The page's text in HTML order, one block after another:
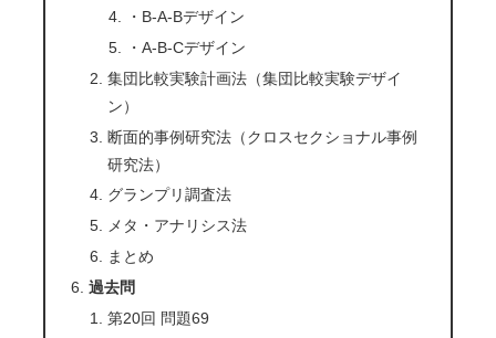
・B-A-Bデザイン
・A-B-Cデザイン
集団比較実験計画法（集団比較実験デザイ
ン）
断面的事例研究法（クロスセクショナル事例
研究法）
グランプリ調査法
メタ・アナリシス法
まとめ
過去問
第20回 問題69